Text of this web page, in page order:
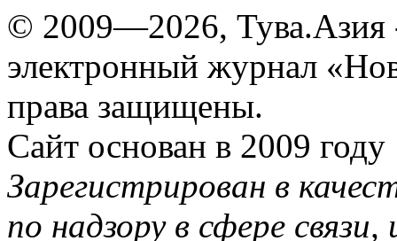
© 2009—2026, Тува.Азия
электронный журнал
права защищены.
Сайт основан в 2009 году
Зарегистрирован в
по надзору в сфере